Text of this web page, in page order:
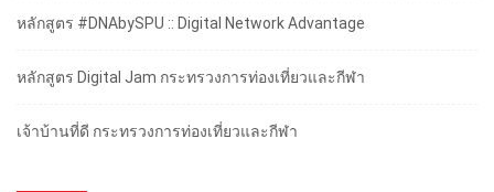
หลักสูตร #DNAbySPU :: Digital Network Advantage
หลักสูตร Digital Jam กระทรวงการท่องเที่ยวและกีฬา
เจ้าบ้านที่ดี กระทรวงการท่องเที่ยวและกีฬา